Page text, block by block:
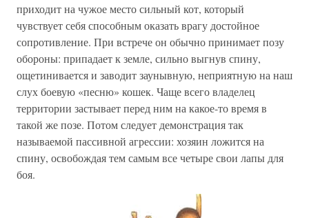
приходит на чужое место сильный кот, который
чувствует себя способным оказать врагу достойное
сопротивление. При встрече он обычно принимает позу
обороны: припадает к земле, сильно выгнув спину,
ощетинивается и заводит заунывную, неприятную на наш
слух боевую «песню» кошек. Чаще всего владелец
территории застывает перед ним на какое-то время в
такой же позе. Потом следует демонстрация так
называемой пассивной агрессии: хозяин ложится на
спину, освобождая тем самым все четыре свои лапы для
боя.